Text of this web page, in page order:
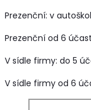
Prezenční: v
Prezenční od 6
V sídle firmy: do 5
V sídle firmy od 6